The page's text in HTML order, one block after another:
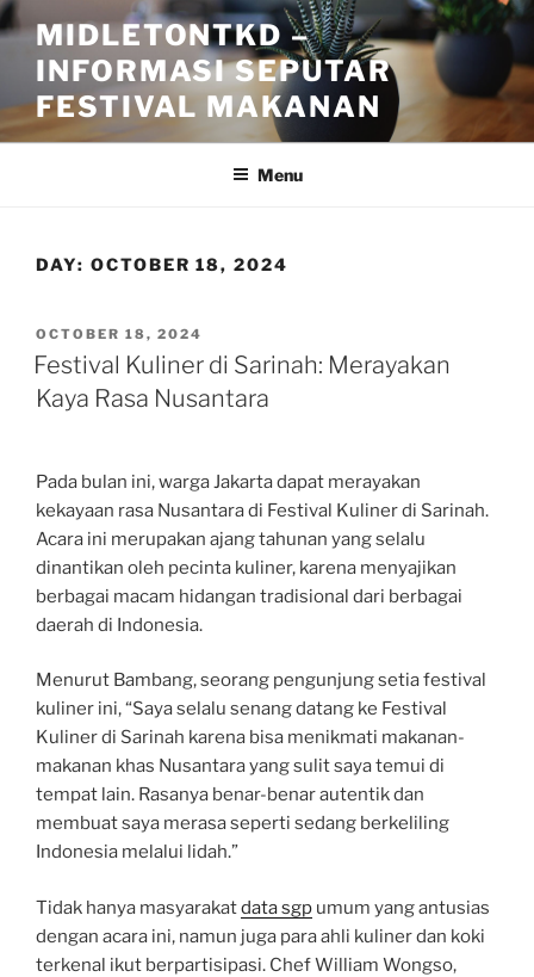
Skip
to
content
MIDLETONTKD –
INFORMASI SEPUTAR
FESTIVAL MAKANAN
Menu
DAY: OCTOBER 18, 2024
POSTED
ON
OCTOBER 18, 2024
Festival Kuliner di Sarinah: Merayakan
Kaya Rasa Nusantara
Pada bulan ini, warga Jakarta dapat merayakan
kekayaan rasa Nusantara di Festival Kuliner di Sarinah.
Acara ini merupakan ajang tahunan yang selalu
dinantikan oleh pecinta kuliner, karena menyajikan
berbagai macam hidangan tradisional dari berbagai
daerah di Indonesia.
Menurut Bambang, seorang pengunjung setia festival
kuliner ini, “Saya selalu senang datang ke Festival
Kuliner di Sarinah karena bisa menikmati makanan-
makanan khas Nusantara yang sulit saya temui di
tempat lain. Rasanya benar-benar autentik dan
membuat saya merasa seperti sedang berkeliling
Indonesia melalui lidah.”
Tidak hanya masyarakatdata sgp umum yang antusias
dengan acara ini, namun juga para ahli kuliner dan koki
terkenal ikut berpartisipasi. Chef William Wongso,